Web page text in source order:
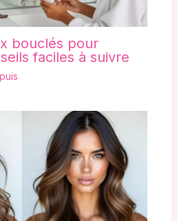
bouclés pour
faciles à suivre